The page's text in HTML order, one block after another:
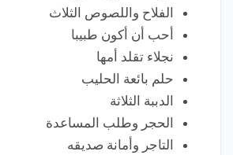
الفلاح واللصوص الثلاث
أحب أن أكون طبيبا
نجلاء تقلد أمها
حلم بائعة الحليب
الدببة الثلاثة
الحجر وطلب المساعدة
التاجر وأمانة صديقه